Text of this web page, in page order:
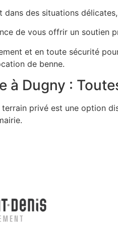
dans des situations
de vous offrir un soutien
et en toute sécurité
de benne.
à Dugny :
privé est une option